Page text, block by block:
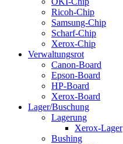
Ricoh-Chip
Samsung-Chip
Scharf-Chip
Xerox-Chip
Verwaltungsrot
Canon-Board
Epson-Board
HP-Board
Xerox-Board
Lager/Buschung
Lagerung
Xerox-Lager
Bushing